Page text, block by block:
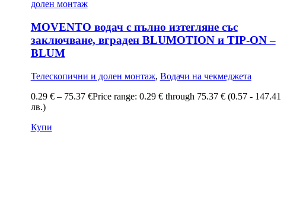
MOVENTO водач с пълно изтегляне със
заключване, вграден BLUMOTION и TIP-ON –
BLUM
Телескопични и долен монтаж, Водачи на чекмеджета
0.29 € – 75.37 €Price range: 0.29 € through 75.37 € (0.57 - 147.41
лв.)
Купи